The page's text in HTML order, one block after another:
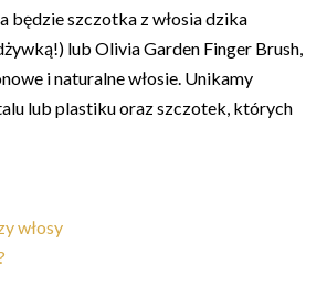
będzie szczotka z włosia dzika
lub Olivia Garden Finger Brush,
i naturalne włosie. Unikamy
lub plastiku oraz szczotek, których
włosy